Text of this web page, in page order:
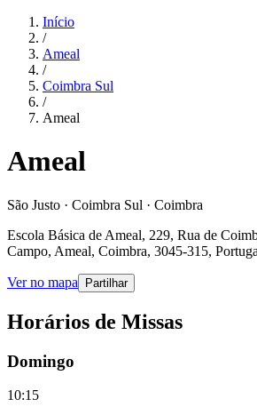
Início
/
Ameal
/
Coimbra Sul
/
Ameal
Ameal
São Justo · Coimbra Sul · Coimbra
Escola Básica de Ameal, 229, Rua de
Campo, Ameal, Coimbra, 3045-315,
Ver no mapa Partilhar
Horários de Missas
Domingo
10:15